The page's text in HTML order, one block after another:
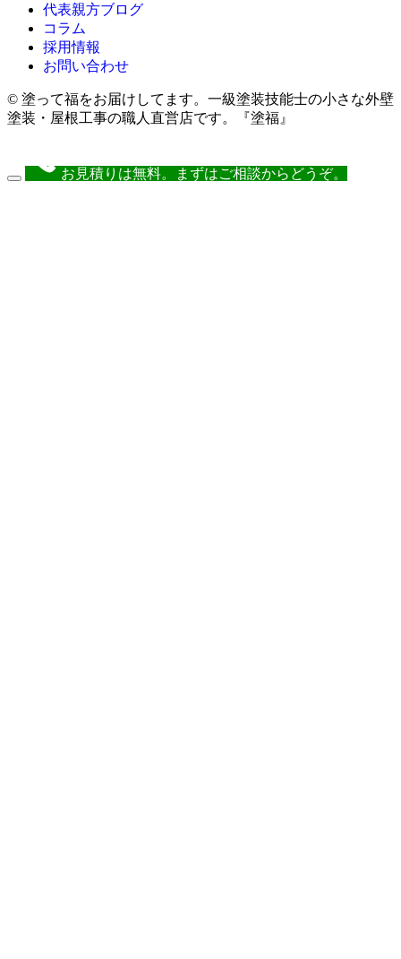
代表親方ブログ
コラム
採用情報
お問い合わせ
© 塗って福をお届けしてます。一級塗装技能士の小さな外壁
塗装・屋根工事の職人直営店です。『塗福』
お見積りは無料。まずはご相談からどうぞ。